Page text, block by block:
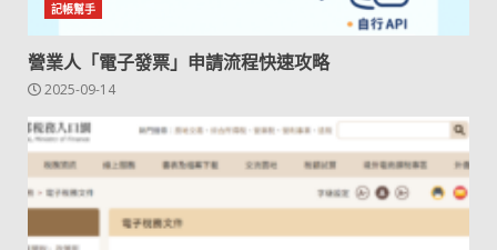
記帳幫手
營業人「電子發票」申請流程快速攻略
2025-09-14